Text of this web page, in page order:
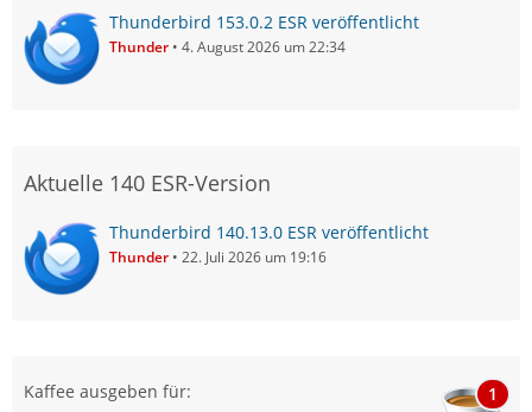
Thunderbird 153.0.2 ESR veröffentlicht
Thunder 4. August 2026 um 22:34
Aktuelle 140 ESR-Version
Thunderbird 140.13.0 ESR veröffentlicht
Thunder 22. Juli 2026 um 19:16
Kaffee ausgeben für: 1